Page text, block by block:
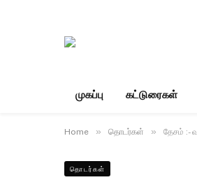
முகப்பு கட்டுரைகள்
Home » தொடர்கள் » தேசம் :-
தொடர்கள்